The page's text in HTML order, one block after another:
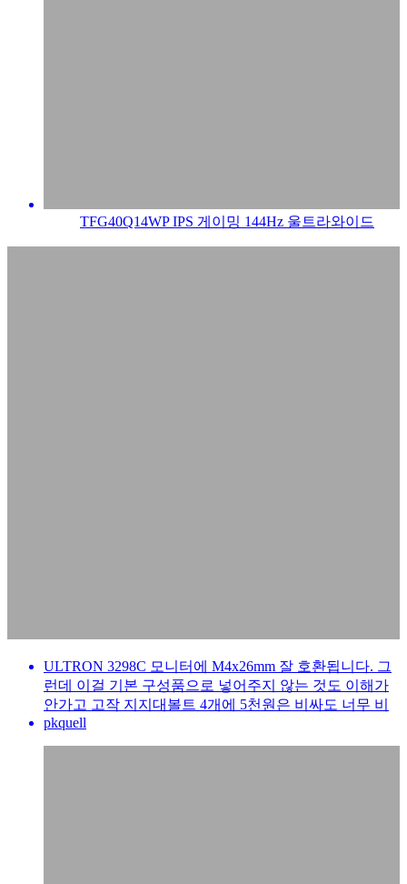
TFG40Q14WP IPS 게이밍 144Hz 울트라와이드
ULTRON 3298C 모니터에 M4x26mm 잘 호환됩니다. 그
런데 이걸 기본 구성품으로 넣어주지 않는 것도 이해가
안가고 고작 지지대볼트 4개에 5천원은 비싸도 너무 비
pkquell